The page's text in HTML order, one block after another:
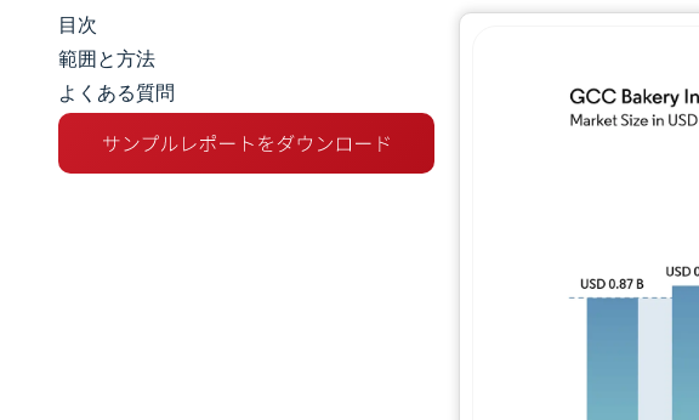
市場規模とシェア
市場分析
トレンドとインサイト
目次
範囲と方法
よくある質問